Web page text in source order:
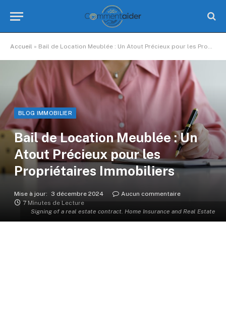
Accueil » Bail de Location Meublée : Un Atout Précieux pour les Propriétaires Immobiliers
Signing of a real estate contract. Home Insurance and Real Estate
BLOG IMMOBILIER
Bail de Location Meublée : Un
Atout Précieux pour les
Propriétaires Immobiliers
Mise à jour: 3 décembre 2024
Aucun commentaire
7 Minutes de Lecture